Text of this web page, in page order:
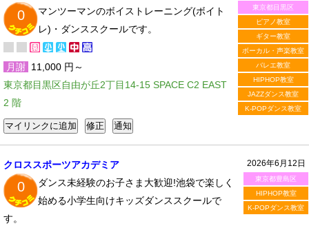
東京都目黒区
ピアノ教室
ギター教室
ボーカル・声楽教室
バレエ教室
HIPHOP教室
JAZZダンス教室
K-POPダンス教室
0
マンツーマンのボイストレーニング(ボイト
レ)・ダンススクールです。
月謝 11,000 円～
東京都目黒区自由が丘2丁目14-15 SPACE C2 EAST
2 階
2026年6月12日
東京都豊島区
HIPHOP教室
K-POPダンス教室
クロススポーツアカデミア
0
ダンス未経験のお子さま大歓迎!池袋で楽しく
始める小学生向けキッズダンススクールで
す。